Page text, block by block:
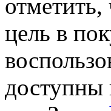
отметить,
цель в
доступны